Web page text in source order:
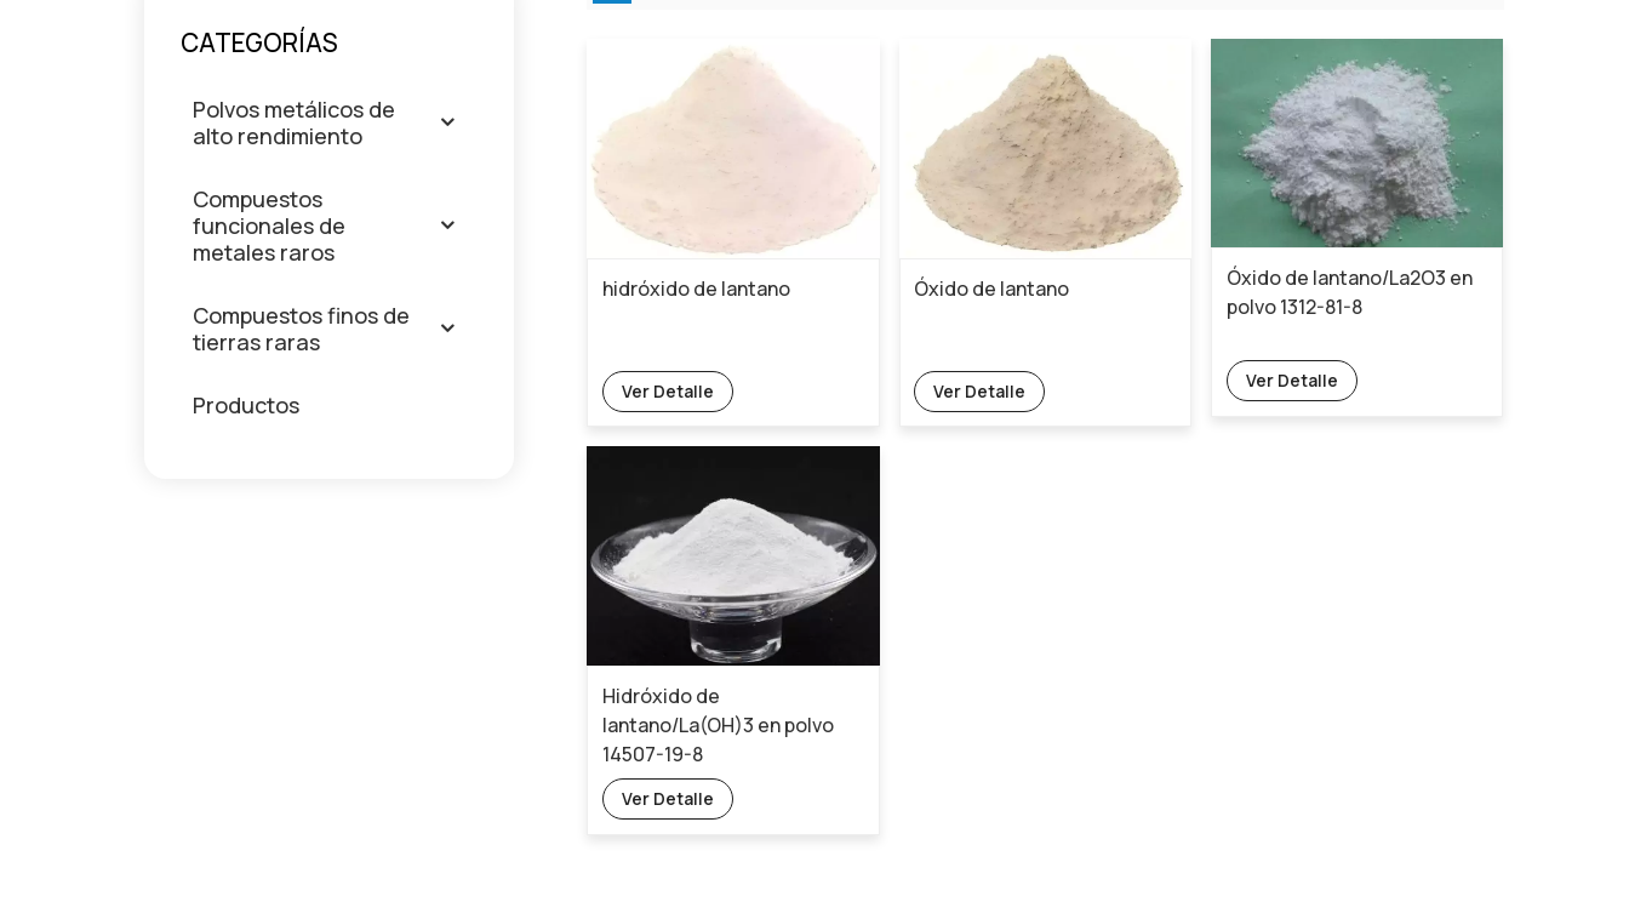
hidróxido de lantano
Ver Detalle
Óxido de lantano
Ver Detalle
Óxido de lantano/La2O3 en
polvo 1312-81-8
Ver Detalle
Hidróxido de
lantano/La(OH)3 en polvo
14507-19-8
Ver Detalle
CATEGORÍAS
Polvos metálicos de
alto rendimiento
Compuestos
funcionales de
metales raros
Compuestos finos de
tierras raras
Productos